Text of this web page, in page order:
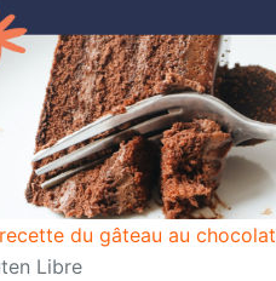
recette du gâteau au chocolat
Libre